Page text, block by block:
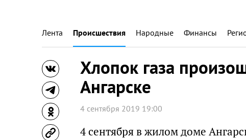
Лента Происшествия Народные Финансы
Хлопок газа
Ангарске
4 сентября 2019 19:00
4 сентября в жилом доме